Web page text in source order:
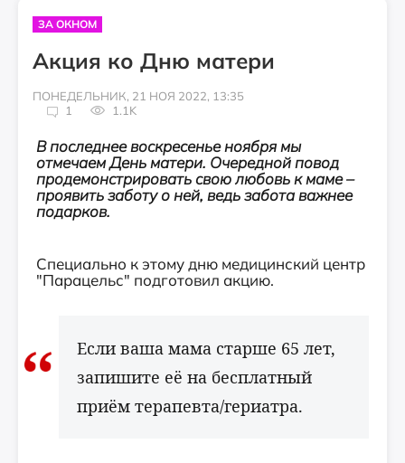
ЗА ОКНОМ
Акция ко Дню матери
ПОНЕДЕЛЬНИК, 21 НОЯ 2022, 13:35
1
1.1K
В последнее воскресенье ноября мы
отмечаем День матери. Очередной повод
продемонстрировать свою любовь к маме –
проявить заботу о ней, ведь забота важнее
подарков.
Специально к этому дню медицинский центр
"Парацельс" подготовил акцию.
Если ваша мама старше 65 лет,
запишите её на бесплатный
приём терапевта/гериатра.